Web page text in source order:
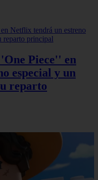
Piece'' en
especial y un
reparto